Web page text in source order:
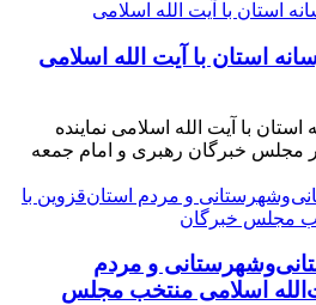
استان با آیت الله اسلامی
با آیت الله اسلامی نماینده
مجلس خبرگان رهبری و امام جمعه
و مردم‌
اسلامی منتخب مجلس‌